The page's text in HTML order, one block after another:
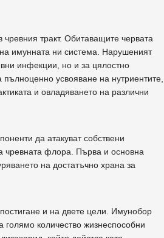
тракт. Обитаващите червата
имунната ни система. Нарушеният
инфекции, но и за цялостно
усвояване на нутриентите,
и овладяването на различни
да атакуват собствени
чревната флора. Първа и основна
на достатъчно храна за
и на двете цели. Имунобор
голямо количество жизнеспособни